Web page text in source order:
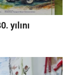
yılını